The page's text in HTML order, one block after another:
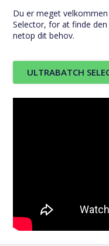
Du er meget
Selector, for at finde
netop dit behov.
ULTRABATCH